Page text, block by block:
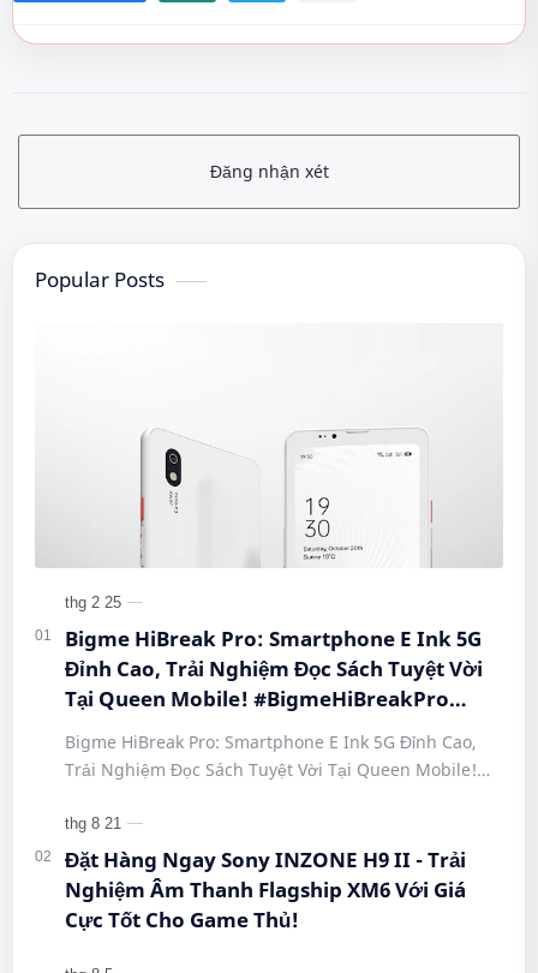
Đăng nhận xét
Popular Posts
Bigme HiBreak Pro: Smartphone E Ink 5G
Đỉnh Cao, Trải Nghiệm Đọc Sách Tuyệt Vời
Tại Queen Mobile! #BigmeHiBreakPro
#SmartphoneEInk #QueenMobile
#HiBreakPro5G #DienThoaiDocSach
#CongNgheMoi #MuaSamThongMinh
#EInkPhone #5GSmartphone
Bigme HiBreak Pro: Smartphone E Ink 5G Đỉnh Cao,
Trải Nghiệm Đọc Sách Tuyệt Vời Tại Queen Mobile!
#Hi…
Đặt Hàng Ngay Sony INZONE H9 II - Trải
Nghiệm Âm Thanh Flagship XM6 Với Giá
Cực Tốt Cho Game Thủ!